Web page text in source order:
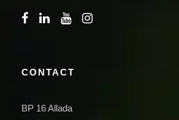
CONTACT
BP 16 Allada